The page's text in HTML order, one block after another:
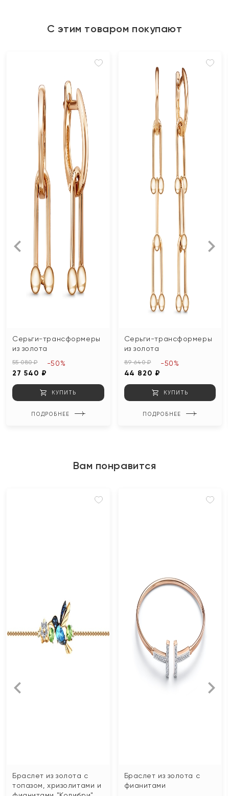
С этим товаром покупают
Серьги-трансформеры
из золота
55 080 ₽
27 540 ₽
-50%
КУПИТЬ
ПОДРОБНЕЕ
Серьги-трансформеры
из золота
89 640 ₽
44 820 ₽
-50%
КУПИТЬ
ПОДРОБНЕЕ
Вам понравится
Браслет из золота с
топазом, хризолитами и
Браслет из золота с
фианитами